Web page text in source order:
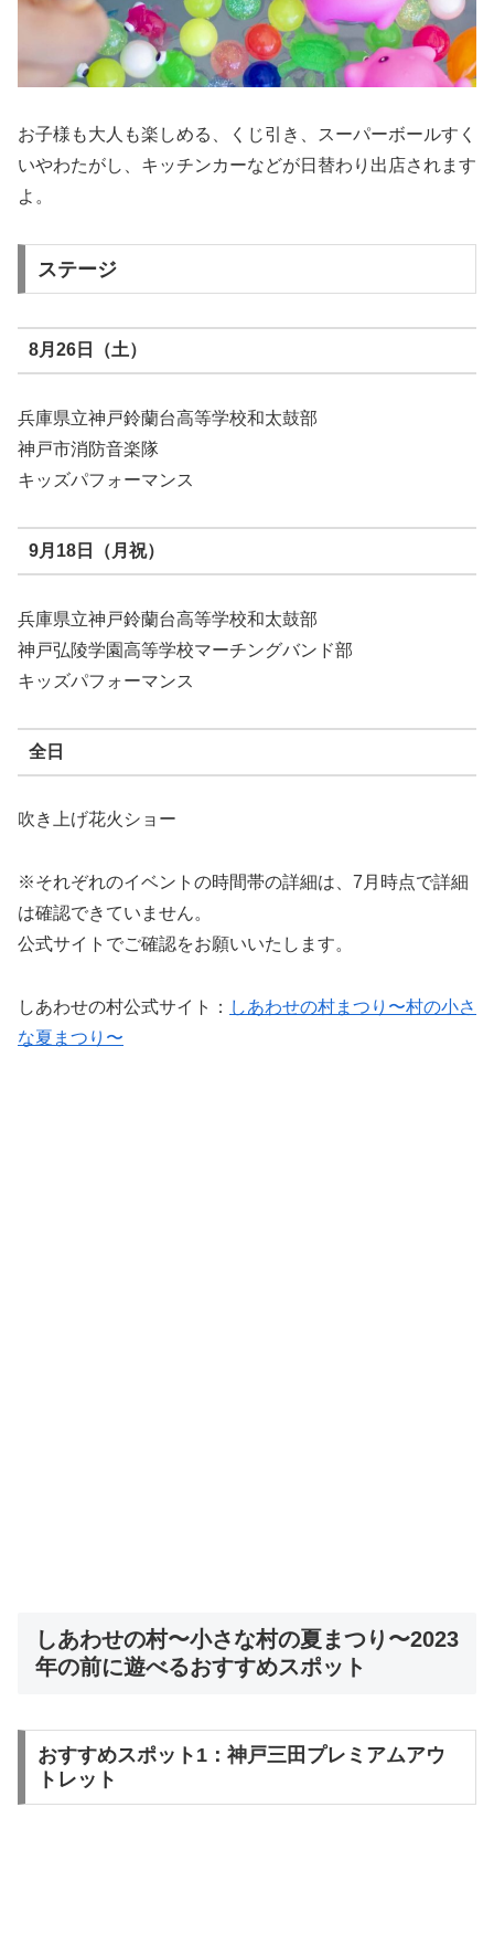
お子様も大人も楽しめる、くじ引き、スーパーボールすく
いやわたがし、キッチンカーなどが日替わり出店されます
よ。
ステージ
8月26日（土）
兵庫県立神戸鈴蘭台高等学校和太鼓部
神戸市消防音楽隊
キッズパフォーマンス
9月18日（月祝）
兵庫県立神戸鈴蘭台高等学校和太鼓部
神戸弘陵学園高等学校マーチングバンド部
キッズパフォーマンス
全日
吹き上げ花火ショー
※それぞれのイベントの時間帯の詳細は、7月時点で詳細
は確認できていません。
公式サイトでご確認をお願いいたします。
しあわせの村公式サイト： しあわせの村まつり〜村の小さ
な夏まつり〜
しあわせの村〜小さな村の夏まつり〜2023
年の前に遊べるおすすめスポット
おすすめスポット1：神戸三田プレミアムアウ
トレット